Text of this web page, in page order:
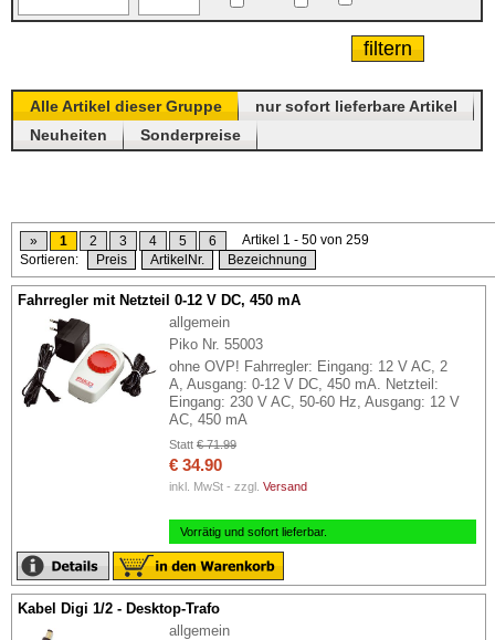
Alle Artikel dieser Gruppe
nur sofort lieferbare Artikel
Neuheiten
Sonderpreise
» 1 2 3 4 5 6
Artikel 1 - 50 von 259
Sortieren:
Preis ArtikelNr. Bezeichnung
Fahrregler mit Netzteil 0-12 V DC, 450 mA
allgemein
Piko Nr. 55003
ohne OVP! Fahrregler: Eingang: 12 V AC, 2
A, Ausgang: 0-12 V DC, 450 mA. Netzteil:
Eingang: 230 V AC, 50-60 Hz, Ausgang: 12 V
AC, 450 mA
Statt € 71.99
€ 34.90
inkl. MwSt - zzgl. Versand
Vorrätig und sofort lieferbar.
Kabel Digi 1/2 - Desktop-Trafo
allgemein